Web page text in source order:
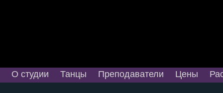
О студии Танцы Преподаватели Цены